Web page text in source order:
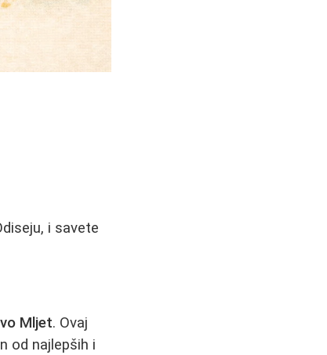
i savete
Mljet. Ovaj
od najlepših i